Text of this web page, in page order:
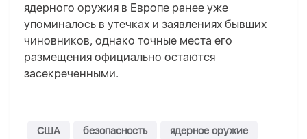
ядерного оружия в Европе ранее уже
упоминалось в утечках и заявлениях бывших
чиновников, однако точные места его
размещения официально остаются
засекреченными.
США безопасность
ядерное оружие